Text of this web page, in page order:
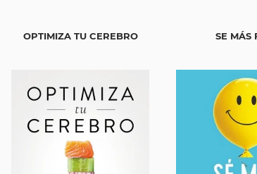
OPTIMIZA TU CEREBRO SE MÁS